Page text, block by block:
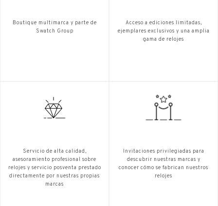
Boutique multimarca y parte de
Swatch Group
Acceso a ediciones limitadas,
ejemplares exclusivos y una amplia
gama de relojes
Servicio de alta calidad,
asesoramiento profesional sobre
relojes y servicio posventa prestado
directamente por nuestras propias
marcas
Invitaciones privilegiadas para
descubrir nuestras marcas y
conocer cómo se fabrican nuestros
relojes